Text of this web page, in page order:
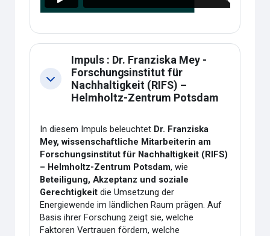
Collapse
Impuls : Dr. Franziska Mey -
Forschungsinstitut für
Nachhaltigkeit (RIFS) –
Helmholtz-Zentrum Potsdam
In diesem Impuls beleuchtet Dr. Franziska
Mey, wissenschaftliche Mitarbeiterin am
Forschungsinstitut für Nachhaltigkeit (RIFS)
– Helmholtz-Zentrum Potsdam, wie
Beteiligung, Akzeptanz und soziale
Gerechtigkeit die Umsetzung der
Energiewende im ländlichen Raum prägen. Auf
Basis ihrer Forschung zeigt sie, welche
Faktoren Vertrauen fördern, welche